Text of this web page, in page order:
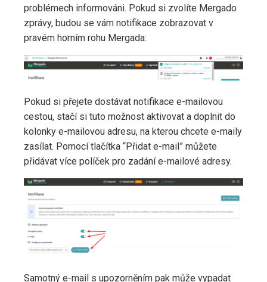
problémech informováni. Pokud si zvolíte Mergado
zprávy, budou se vám notifikace zobrazovat v
pravém horním rohu Mergada:
Pokud si přejete dostávat notifikace e-mailovou
cestou, stačí si tuto možnost aktivovat a doplnit do
kolonky e-mailovou adresu, na kterou chcete e-maily
zasílat. Pomocí tlačítka “Přidat e-mail” můžete
přidávat více políček pro zadání e-mailové adresy.
Samotný e-mail s upozorněním pak může vypadat